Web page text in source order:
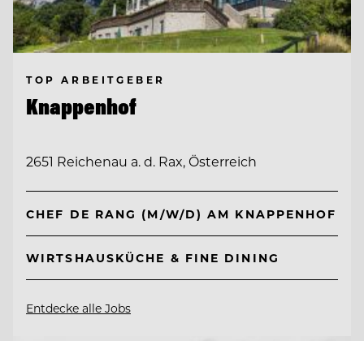
TOP ARBEITGEBER
Knappenhof
2651 Reichenau a. d. Rax, Österreich
CHEF DE RANG (M/W/D) AM KNAPPENHOF
WIRTSHAUSKÜCHE & FINE DINING
Entdecke alle Jobs